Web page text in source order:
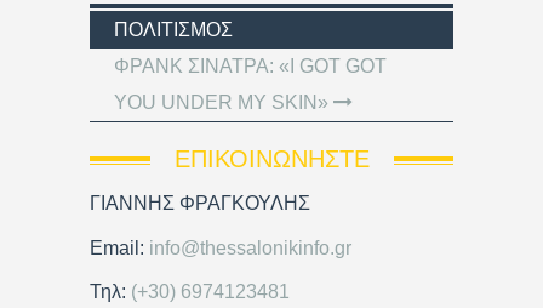
ΠΟΛΙΤΙΣΜΌΣ
ΦΡΑΝΚ ΣΙΝΑΤΡΑ: «I GOT GOT
YOU UNDER MY SKIN»
ΕΠΙΚΟΙΝΩΝΉΣΤΕ
ΓΙΑΝΝΗΣ ΦΡΑΓΚΟΥΛΗΣ
Email: info@thessalonikinfo.gr
Τηλ: (+30) 6974123481